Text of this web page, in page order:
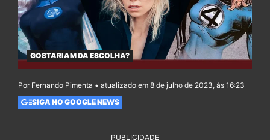
GOSTARIAM DA ESCOLHA?
Por Fernando Pimenta • atualizado em 8 de julho de 2023, às 16:23
SIGA NO GOOGLE NEWS
PUBLICIDADE